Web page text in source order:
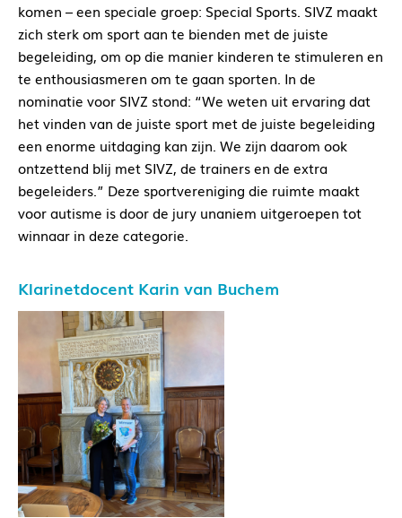
komen – een speciale groep: Special Sports. SIVZ maakt
zich sterk om sport aan te bienden met de juiste
begeleiding, om op die manier kinderen te stimuleren en
te enthousiasmeren om te gaan sporten. In de
nominatie voor SIVZ stond: “We weten uit ervaring dat
het vinden van de juiste sport met de juiste begeleiding
een enorme uitdaging kan zijn. We zijn daarom ook
ontzettend blij met SIVZ, de trainers en de extra
begeleiders.” Deze sportvereniging die ruimte maakt
voor autisme is door de jury unaniem uitgeroepen tot
winnaar in deze categorie.
Klarinetdocent Karin van Buchem